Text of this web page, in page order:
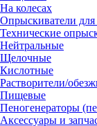
На колесах
Опрыскиватели для
Технические
Нейтральные
Щелочные
Кислотные
Растворители/
Пищевые
Пеногенераторы
Аксессуары и